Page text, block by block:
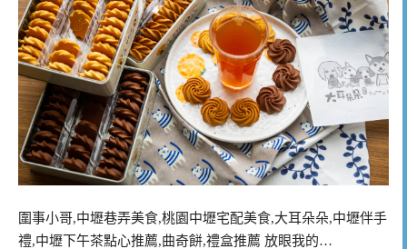
圍事小哥,中壢巷弄美食,桃園中壢宅配美食,大耳朵朵,中壢伴手
禮,中壢下午茶點心推薦,曲奇餅,禮盒推薦 放眼我的…